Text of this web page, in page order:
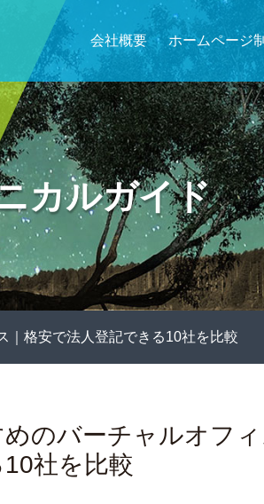
会社概要 ホームページ
カルガイド
｜格安で法人登記できる10社を比較
のバーチャルオフ
社を比較